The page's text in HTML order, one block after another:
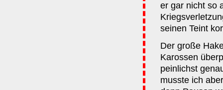
er gar nicht so
seinen Teint
Der große
Karossen
peinlichst
musste ich